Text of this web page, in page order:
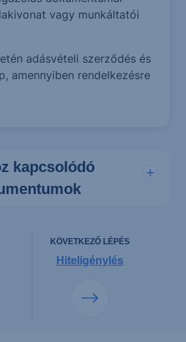
vagy munkáltatói
adásvételi szerződés és
amennyiben rendelkezésre
kapcsolódó
KÖVETKEZŐ LÉPÉS
Hiteligénylés